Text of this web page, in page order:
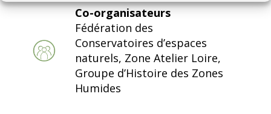
Co-organisateurs
Fédération des
Conservatoires d’espaces
naturels, Zone Atelier Loire,
Groupe d’Histoire des Zones
Humides